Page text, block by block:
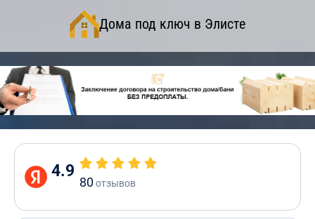
Дома под ключ в Элисте
4.9
80отзывов